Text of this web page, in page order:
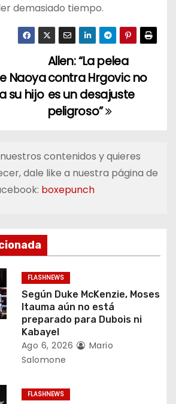
demasiado tiempo.
Allen: “La pelea
contra Hrgovic no
es un desajuste
peligroso”
Naoya
su hijo
contenidos y quieres
dale like a nuestra página de
boxepunch
FLASHNEWS
Según Duke McKenzie, Moses
Itauma aún no está
preparado para Dubois ni
Kabayel
Ago 6, 2026
Mario
Salomone
FLASHNEWS